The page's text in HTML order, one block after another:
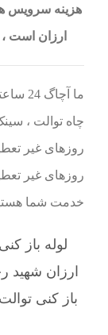
هزینه سرویس
ارزان است
چاه توالت ،
روزهای غیر
روزهای غیر
خدمت شما
لوله باز کنی
ارزان شهید
باز کنی